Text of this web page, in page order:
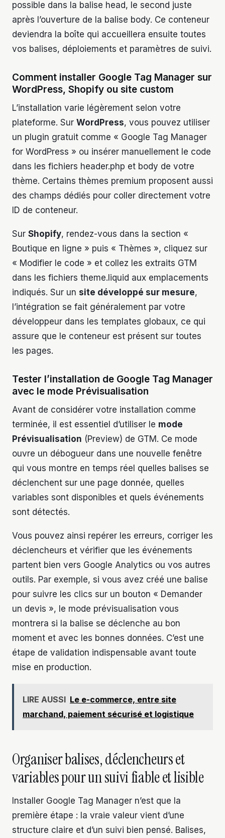
possible dans la balise head, le second juste
après l’ouverture de la balise body. Ce conteneur
deviendra la boîte qui accueillera ensuite toutes
vos balises, déploiements et paramètres de suivi.
Comment installer Google Tag Manager sur
WordPress, Shopify ou site custom
L’installation varie légèrement selon votre
plateforme. Sur WordPress, vous pouvez utiliser
un plugin gratuit comme « Google Tag Manager
for WordPress » ou insérer manuellement le code
dans les fichiers header.php et body de votre
thème. Certains thèmes premium proposent aussi
des champs dédiés pour coller directement votre
ID de conteneur.
Sur Shopify, rendez-vous dans la section «
Boutique en ligne » puis « Thèmes », cliquez sur
« Modifier le code » et collez les extraits GTM
dans les fichiers theme.liquid aux emplacements
indiqués. Sur un site développé sur mesure,
l’intégration se fait généralement par votre
développeur dans les templates globaux, ce qui
assure que le conteneur est présent sur toutes
les pages.
Tester l’installation de Google Tag Manager
avec le mode Prévisualisation
Avant de considérer votre installation comme
terminée, il est essentiel d’utiliser le mode
Prévisualisation (Preview) de GTM. Ce mode
ouvre un débogueur dans une nouvelle fenêtre
qui vous montre en temps réel quelles balises se
déclenchent sur une page donnée, quelles
variables sont disponibles et quels événements
sont détectés.
Vous pouvez ainsi repérer les erreurs, corriger les
déclencheurs et vérifier que les événements
partent bien vers Google Analytics ou vos autres
outils. Par exemple, si vous avez créé une balise
pour suivre les clics sur un bouton « Demander
un devis », le mode prévisualisation vous
montrera si la balise se déclenche au bon
moment et avec les bonnes données. C’est une
étape de validation indispensable avant toute
mise en production.
LIRE AUSSI Le e-commerce, entre site
marchand, paiement sécurisé et logistique
Organiser balises, déclencheurs et
variables pour un suivi fiable et lisible
Installer Google Tag Manager n’est que la
première étape : la vraie valeur vient d’une
structure claire et d’un suivi bien pensé. Balises,